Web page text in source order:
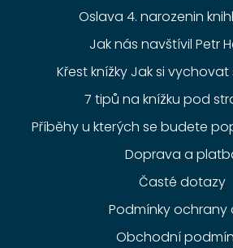
Oslava 4. narozenin
Jak nás navštívil Petr
Křest knížky Jak si
7 tipů na knížku pod
Příběhy u kterých se budete
Doprava a
Časté dotazy
Podmínky ochrany
Obchodní